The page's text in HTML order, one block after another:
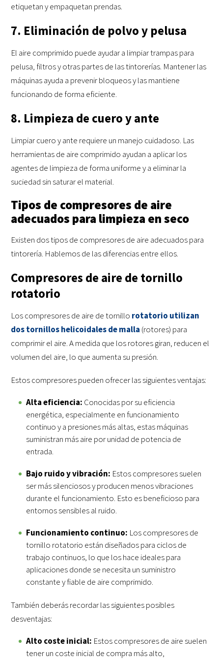
etiquetan y empaquetan prendas.
7. Eliminación de polvo y pelusa
El aire comprimido puede ayudar a limpiar trampas para
pelusa, filtros y otras partes de las tintorerías. Mantener las
máquinas ayuda a prevenir bloqueos y las mantiene
funcionando de forma eficiente.
8. Limpieza de cuero y ante
Limpiar cuero y ante requiere un manejo cuidadoso. Las
herramientas de aire comprimido ayudan a aplicar los
agentes de limpieza de forma uniforme y a eliminar la
suciedad sin saturar el material.
Tipos de compresores de aire
adecuados para limpieza en seco
Existen dos tipos de compresores de aire adecuados para
tintorería. Hablemos de las diferencias entre ellos.
Compresores de aire de tornillo
rotatorio
Los compresores de aire de tornillo rotatorio utilizan
dos tornillos helicoidales de malla (rotores) para
comprimir el aire. A medida que los rotores giran, reducen el
volumen del aire, lo que aumenta su presión.
Estos compresores pueden ofrecer las siguientes ventajas:
Alta eficiencia: Conocidas por su eficiencia
energética, especialmente en funcionamiento
continuo y a presiones más altas, estas máquinas
suministran más aire por unidad de potencia de
entrada.
Bajo ruido y vibración: Estos compresores suelen
ser más silenciosos y producen menos vibraciones
durante el funcionamiento. Esto es beneficioso para
entornos sensibles al ruido.
Funcionamiento continuo: Los compresores de
tornillo rotatorio están diseñados para ciclos de
trabajo continuos, lo que los hace ideales para
aplicaciones donde se necesita un suministro
constante y fiable de aire comprimido.
También deberás recordar las siguientes posibles
desventajas:
Alto coste inicial: Estos compresores de aire suelen
tener un coste inicial de compra más alto,